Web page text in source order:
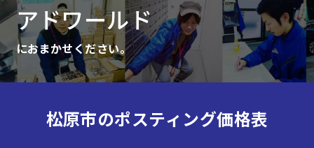
アドワールド
におまかせください。
松原市のポスティング価格表